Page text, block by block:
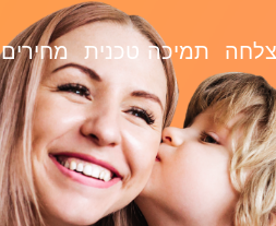
תמיכה טכנית מחירים